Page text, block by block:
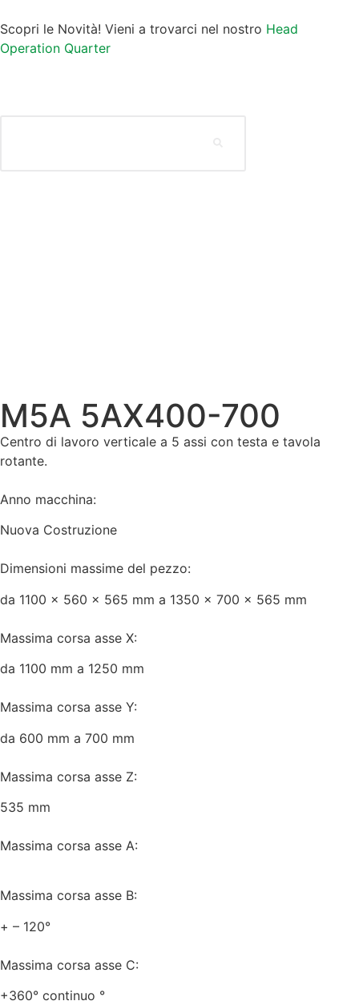
Scopri le Novità! Vieni a trovarci nel nostro Head
Operation Quarter
M5A 5AX400-700
Centro di lavoro verticale a 5 assi con testa e tavola
rotante.
Anno macchina:
Nuova Costruzione
Dimensioni massime del pezzo:
da 1100 x 560 x 565 mm a 1350 x 700 x 565 mm
Massima corsa asse X:
da 1100 mm a 1250 mm
Massima corsa asse Y:
da 600 mm a 700 mm
Massima corsa asse Z:
535 mm
Massima corsa asse A:
Massima corsa asse B:
+ – 120°
Massima corsa asse C:
+360° continuo °